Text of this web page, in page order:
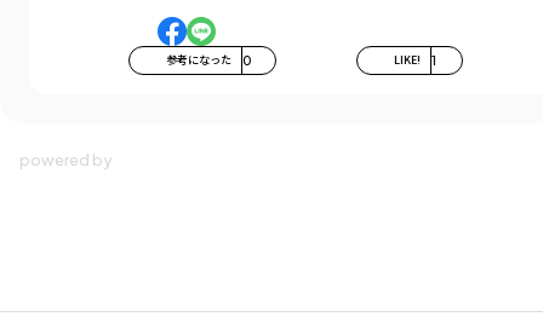
参考になった 0 LIKE! 1